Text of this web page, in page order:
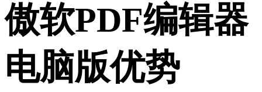
傲软PDF编辑器
电脑版优势